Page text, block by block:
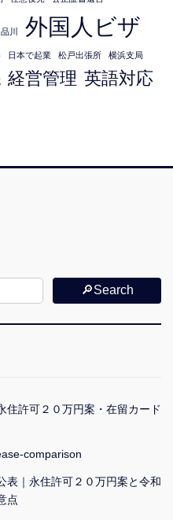
品川 外国人ビザ
日本で起業 松戸出張所 横浜支局
経営管理 英語対応
🔎Search
住許可２０万円案・在留カード
comparison
表｜永住許可２０万円案と令和
点